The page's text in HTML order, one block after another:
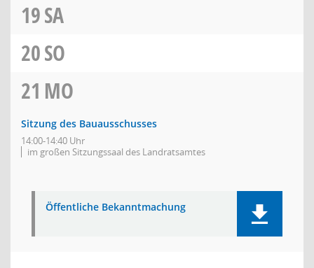
19SA
20SO
21 MO
Sitzung des Bauausschusses
14:00-14:40 Uhr
im großen Sitzungssaal des Landratsamtes
Öffentliche Bekanntmachung